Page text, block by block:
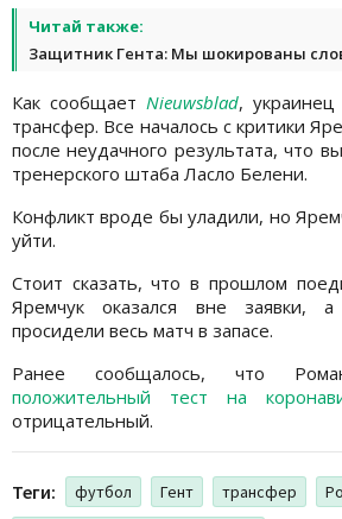
Читай также:
Защитник Гента: Мы шокированы
Как сообщает Nieuwsblad, украинец
трансфер. Все началось с критики
после неудачного результата, что
тренерского штаба Ласло Белени.
Конфликт вроде бы уладили, но
уйти.
Стоит сказать, что в прошлом
Яремчук оказался вне заявки,
просидели весь матч в запасе.
Ранее сообщалось, что
положительный тест на
отрицательный.
Теги: футбол Гент трансфер